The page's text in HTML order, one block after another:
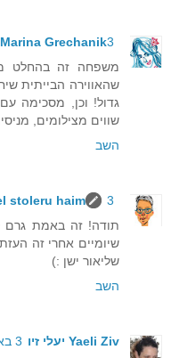
Marina Grechanik3 באוקטובר 2011 בשעה 17:25
משפחה זה בהחלט
שהאווירה הבייתית
גדול! וכן, מסכימה
שווים מצילומים,
השב
stoleru haim
3 באוקטובר 2011 בשעה 21:02
תודה! זה באמת גרם
שיומיים אחרי זה
שליאור ישן :)
השב
Yaeli Ziv יעלי זיו
3 באוקטובר 2011 בשעה 21:19